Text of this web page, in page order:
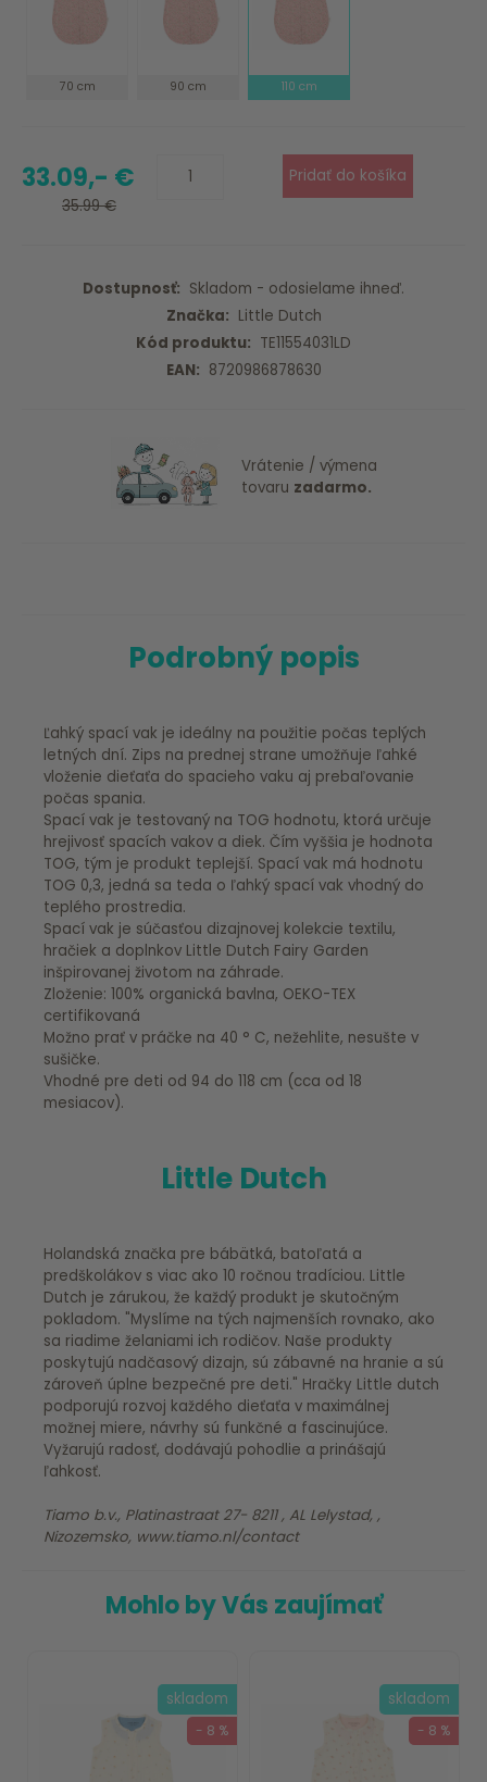
70 cm 90 cm 110 cm
33.09,- €
35.99 €
Dostupnosť: Skladom - odosielame ihneď.
Značka: Little Dutch
Kód produktu: TE11554031LD
EAN: 8720986878630
Vrátenie / výmena
tovaru zadarmo.
Podrobný popis
Ľahký spací vak je ideálny na použitie počas teplých
letných dní. Zips na prednej strane umožňuje ľahké
vloženie dieťaťa do spacieho vaku aj prebaľovanie
počas spania.
Spací vak je testovaný na TOG hodnotu, ktorá určuje
hrejivosť spacích vakov a diek. Čím vyššia je hodnota
TOG, tým je produkt teplejší. Spací vak má hodnotu
TOG 0,3, jedná sa teda o ľahký spací vak vhodný do
teplého prostredia.
Spací vak je súčasťou dizajnovej kolekcie textilu,
hračiek a doplnkov Little Dutch Fairy Garden
inšpirovanej životom na záhrade.
Zloženie: 100% organická bavlna, OEKO-TEX
certifikovaná
Možno prať v práčke na 40 ° C, nežehlite, nesušte v
sušičke.
Vhodné pre deti od 94 do 118 cm (cca od 18
mesiacov).
Little Dutch
Holandská značka pre bábätká, batoľatá a
predškolákov s viac ako 10 ročnou tradíciou. Little
Dutch je zárukou, že každý produkt je skutočným
pokladom. "Myslíme na tých najmenších rovnako, ako
sa riadime želaniami ich rodičov. Naše produkty
poskytujú nadčasový dizajn, sú zábavné na hranie a sú
zároveň úplne bezpečné pre deti." Hračky Little dutch
podporujú rozvoj každého dieťaťa v maximálnej
možnej miere, návrhy sú funkčné a fascinujúce.
Vyžarujú radosť, dodávajú pohodlie a prinášajú
ľahkosť.
Tiamo b.v., Platinastraat 27- 8211 , AL Lelystad, ,
Nizozemsko, www.tiamo.nl/contact
Mohlo by Vás zaujímať
skladom
- 8 %
skladom
- 8 %